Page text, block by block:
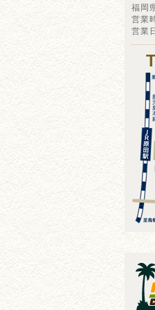
福岡
営業
営業